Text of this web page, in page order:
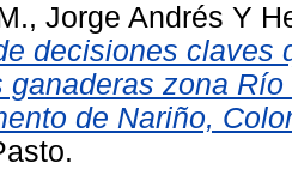
Jorge Andrés Y
decisiones claves
ganaderas zona
de Nariño,